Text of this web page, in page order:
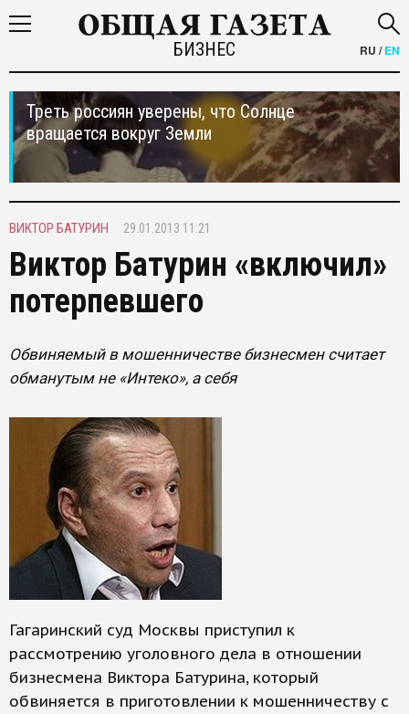
БИЗНЕС RU /EN
Треть россиян уверены, что Солнце
вращается вокруг Земли
ВИКТОР БАТУРИН 29.01.2013 11:21
Виктор Батурин «включил»
потерпевшего
Обвиняемый в мошенничестве бизнесмен считает
обманутым не «Интеко», а себя
Гагаринский суд Москвы приступил к
рассмотрению уголовного дела в отношении
бизнесмена Виктора Батурина, который
обвиняется в приготовлении к мошенничеству с